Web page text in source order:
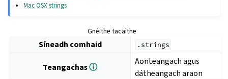
Mac OSX strings
Gnéithe tacaithe
Síneadh comhaid .strings
Teangachasⓘ
Aonteangach agus
dátheangach araon